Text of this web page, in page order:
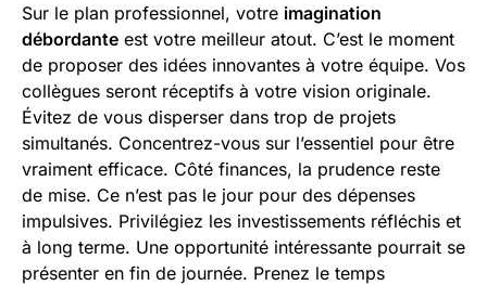
Sur le plan professionnel, votre imagination
débordante est votre meilleur atout. C’est le moment
de proposer des idées innovantes à votre équipe. Vos
collègues seront réceptifs à votre vision originale.
Évitez de vous disperser dans trop de projets
simultanés. Concentrez-vous sur l’essentiel pour être
vraiment efficace. Côté finances, la prudence reste
de mise. Ce n’est pas le jour pour des dépenses
impulsives. Privilégiez les investissements réfléchis et
à long terme. Une opportunité intéressante pourrait se
présenter en fin de journée. Prenez le temps